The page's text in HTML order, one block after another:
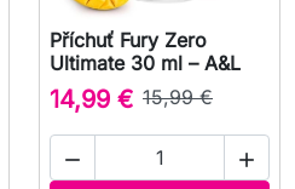
Příchuť Fury Zero
Ultimate 30 ml – A&L
14,99 € 15,99 €
 